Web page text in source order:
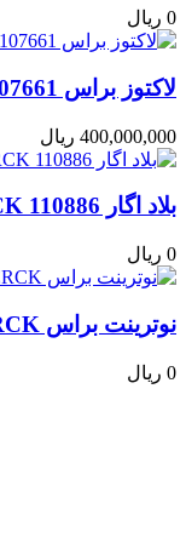
0 ریال
لاکتوز براس Lactose broth MERCK 107661
400,000,000 ریال
بلاد اگار Blood agar MERCK 110886
0 ریال
نوترینت براس Nutrient broth 105443 MERCK
0 ریال